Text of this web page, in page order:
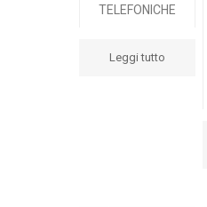
TELEFONICHE
Leggi tutto